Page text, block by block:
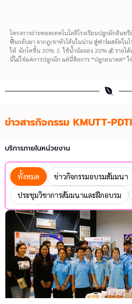
โครงการถ่ายทอดเทคโนโลยีโรงเรือนปลูกผักอินท
ฟื้นกลับมา จากภูเขาหัวโล้นในน่าน สู่ฟาร์มสลัดใน
ให้ ผักโตขึ้น 30% 💧 ใช้น้ำน้อยลง 20% 💰 รายไ
นี่ไม่ใช่แค่การปลูกผัก แต่นี่คือการ “ปลูกอนาคต”
ข่าวสารกิจกรรม KMUTT-PDTI
บริการภายในหน่วยงาน
ทั้งหมด ข่าวกิจกรรมอบรมสัมมนา
ประชุมวิชาการสัมมนาและฝึกอบรม